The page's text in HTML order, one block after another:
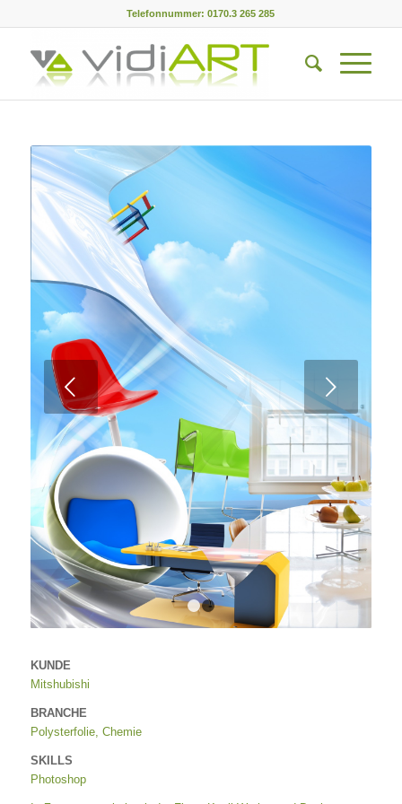
Telefonnummer: 0170.3 265 285
Weiter
1
KUNDE
Mitshubishi
BRANCHE
Polysterfolie, Chemie
SKILLS
Photoshop